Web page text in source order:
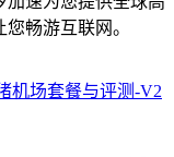
畅游互联网。